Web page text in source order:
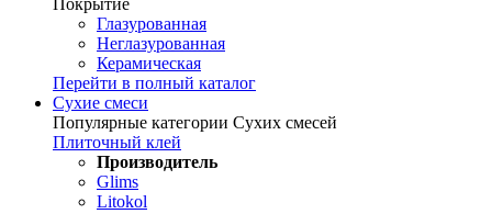
Покрытие
Глазурованная
Неглазурованная
Керамическая
Перейти в полный каталог
Сухие смеси
Популярные категории Сухих смесей
Плиточный клей
Производитель
Glims
Litokol